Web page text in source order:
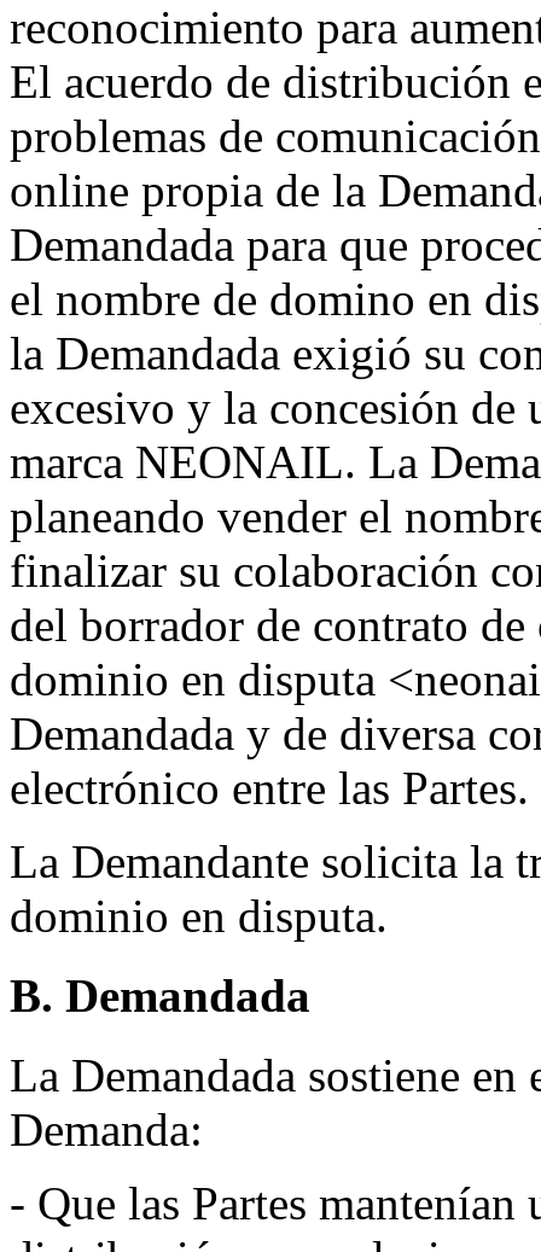
reconocimiento para
El acuerdo de distribución
problemas de
online propia de la
Demandada para que
el nombre de domino en
la Demandada exigió su
excesivo y la concesión de
marca NEONAIL. La
planeando vender el
finalizar su colaboración
del borrador de contrato
dominio en disputa
Demandada y de diversa
electrónico entre las Partes.
La Demandante solicita la
dominio en disputa.
B. Demandada
La Demandada sostiene
Demanda:
- Que las Partes